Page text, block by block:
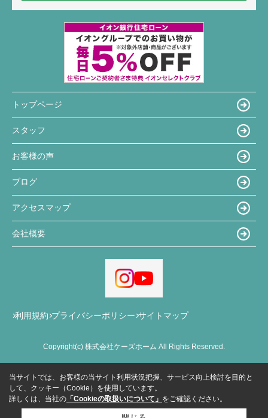
トップページ
スタッフ
お客様の声
ブログ
アクセスマップ
会社概要
利用規約 プライバシーポリシー サイトマップ
Copyright(c) 株式会社ケーズホーム All Rights Reserved.
当サイトでは、お客様の当サイト利用状況把握、サービス向上検討を目的と
して、クッキー（Cookie）を使用しています。
詳しくは、当社の 「Cookieの取扱いについて」 をご確認ください。